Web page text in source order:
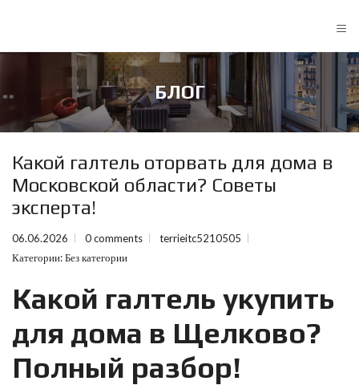
≡
БЛОГ
Какой галтель оторвать для дома в
Московской области? Советы
эксперта!
06.06.2026 0 comments
terrieitc5210505
Категории:Без категории
Какой галтель укупить
для дома в Щелково?
Полный разбор!